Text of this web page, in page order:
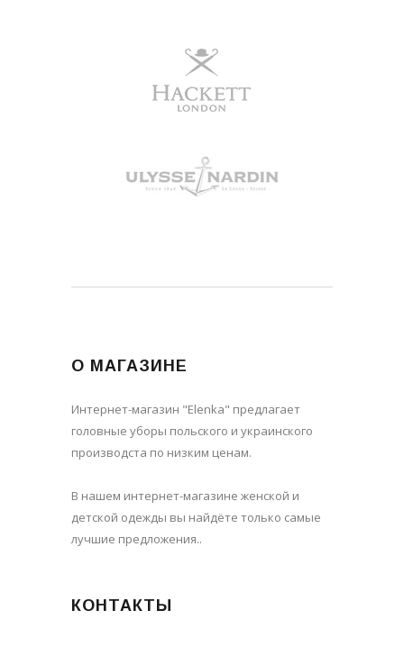
О МАГАЗИНЕ
Интернет-магазин "Elenka" предлагает
головные уборы польского и украинского
производста по низким ценам.
В нашем интернет-магазине женской и
детской одежды вы найдёте только самые
лучшие предложения..
КОНТАКТЫ